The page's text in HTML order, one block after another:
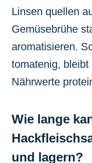
Linsen quellen
Gemüsebrühe
aromatisieren.
tomatenig,
Nährwerte
Wie lange
und lagern?